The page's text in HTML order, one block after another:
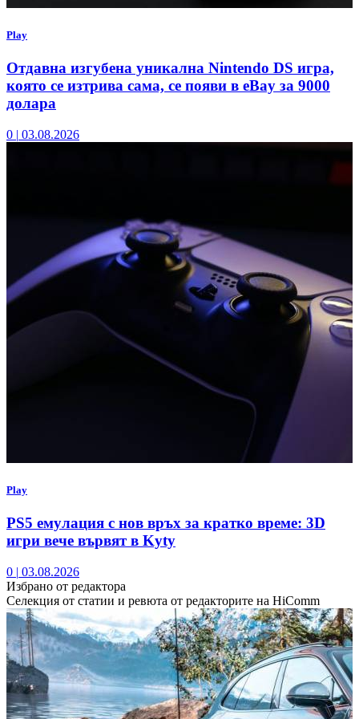
Play
Отдавна изгубена уникална Nintendo DS игра,
която се изтрива сама, се появи в eBay за 9000
долара
0 | 03.08.2026
Play
PS5 емулация с нов връх за кратко време: 3D
игри вече вървят в Kyty
0 | 03.08.2026
Избрано от редактора
Селекция от статии и ревюта от редакторите на HiComm